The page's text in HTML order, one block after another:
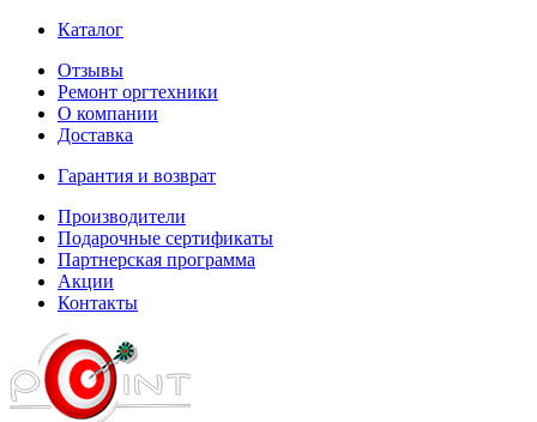
Каталог
Отзывы
Ремонт оргтехники
О компании
Доставка
Гарантия и возврат
Производители
Подарочные сертификаты
Партнерская программа
Акции
Контакты